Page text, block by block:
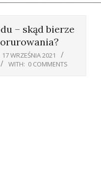
– skąd bierze
17 WRZEŚNIA 2021
WITH: 0 COMMENTS